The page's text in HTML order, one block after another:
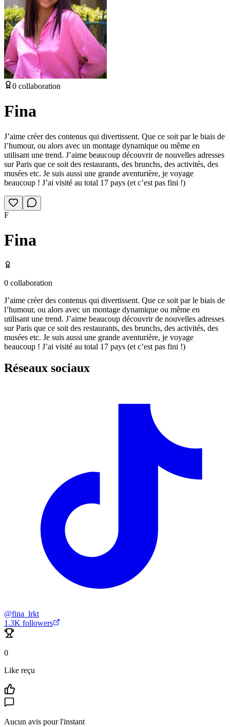
0 collaboration
Fina
J’aime créer des contenus qui divertissent. Que ce soit par le biais de
l’humour, ou alors avec un montage dynamique ou même en
utilisant une trend. J’aime beaucoup découvrir de nouvelles adresses
sur Paris que ce soit des restaurants, des brunchs, des activités, des
musées etc. Je suis aussi une grande aventurière, je voyage
beaucoup ! J’ai visité au total 17 pays (et c’est pas fini !)
F
Fina
0 collaboration
J’aime créer des contenus qui divertissent. Que ce soit par le biais de
l’humour, ou alors avec un montage dynamique ou même en
utilisant une trend. J’aime beaucoup découvrir de nouvelles adresses
sur Paris que ce soit des restaurants, des brunchs, des activités, des
musées etc. Je suis aussi une grande aventurière, je voyage
beaucoup ! J’ai visité au total 17 pays (et c’est pas fini !)
Réseaux sociaux
@fina_lrkt
1.3K followers
0
Like reçu
Aucun avis pour l'instant